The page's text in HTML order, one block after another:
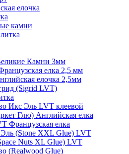
елочка
камни
Камни 3мм
елка 2,5 мм
елочка 2,5мм
(Sigrid LVT)
Икс Эль LVT клеевой
Глю) Английская елка
Французская елка
(Stone XXL Glue) LVT
Nuts XL Glue) LVT
(Realwood Glue)